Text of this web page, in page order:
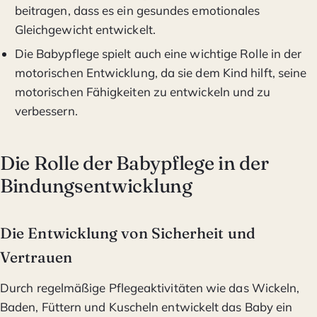
beitragen, dass es ein gesundes emotionales
Gleichgewicht entwickelt.
Die Babypflege spielt auch eine wichtige Rolle in der
motorischen Entwicklung, da sie dem Kind hilft, seine
motorischen Fähigkeiten zu entwickeln und zu
verbessern.
Die Rolle der Babypflege in der
Bindungsentwicklung
Die Entwicklung von Sicherheit und
Vertrauen
Durch regelmäßige Pflegeaktivitäten wie das Wickeln,
Baden, Füttern und Kuscheln entwickelt das Baby ein